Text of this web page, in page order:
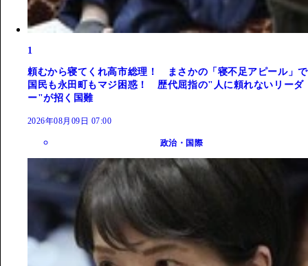
1
頼むから寝てくれ高市総理！ まさかの「寝不足アピール」で
国民も永田町もマジ困惑！ 歴代屈指の"人に頼れないリーダ
ー"が招く国難
2026年08月09日 07:00
政治・国際